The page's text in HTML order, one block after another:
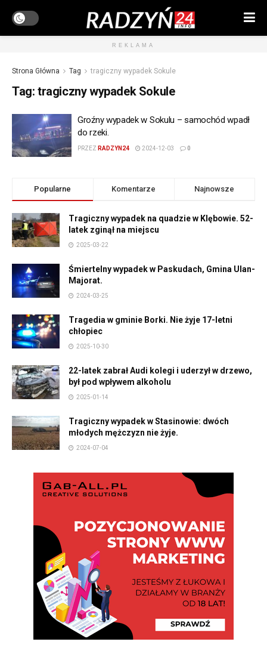
REKLAMA
Strona Główna Tag tragiczny wypadek Sokule
Tag: tragiczny wypadek Sokule
Groźny wypadek w Sokulu – samochód wpadł
do rzeki.
PRZEZ RADZYN24 2024-12-03 0
Popularne Komentarze Najnowsze
Tragiczny wypadek na quadzie w Klębowie. 52-
latek zginął na miejscu
2025-03-22
Śmiertelny wypadek w Paskudach, Gmina Ulan-
Majorat.
2024-03-25
Tragedia w gminie Borki. Nie żyje 17-letni
chłopiec
2025-10-30
22-latek zabrał Audi kolegi i uderzył w drzewo,
był pod wpływem alkoholu
2025-01-14
Tragiczny wypadek w Stasinowie: dwóch
młodych mężczyzn nie żyje.
2024-07-04